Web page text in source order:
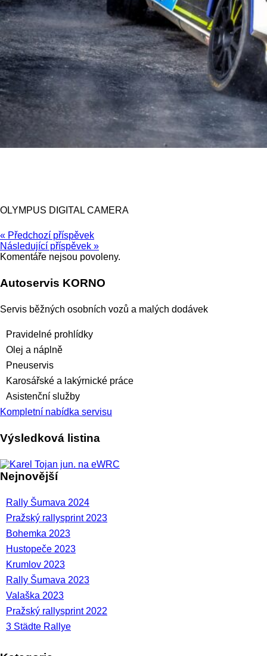
OLYMPUS DIGITAL CAMERA
« Předchozí příspěvek
Následující příspěvek »
Komentáře nejsou povoleny.
Autoservis KORNO
Servis běžných osobních vozů a malých dodávek
Pravidelné prohlídky
Olej a náplně
Pneuservis
Karosářské a lakýrnické práce
Asistenční služby
Kompletní nabídka servisu
Výsledková listina
Nejnovější
Rally Šumava 2024
Pražský rallysprint 2023
Bohemka 2023
Hustopeče 2023
Krumlov 2023
Rally Šumava 2023
Valaška 2023
Pražský rallysprint 2022
3 Städte Rallye